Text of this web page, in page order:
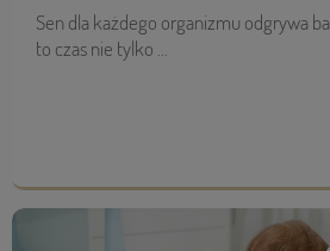
Sen dla każdego organizmu odgrywa
to czas nie tylko ...